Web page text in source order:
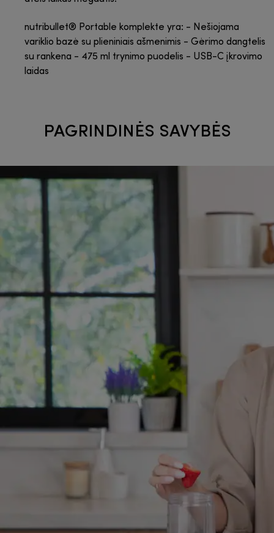
nutribullet® Portable komplekte yra: - Nešiojama
variklio bazė su plieniniais ašmenimis - Gėrimo dangtelis
su rankena - 475 ml trynimo puodelis - USB-C įkrovimo
laidas
PAGRINDINĖS SAVYBĖS